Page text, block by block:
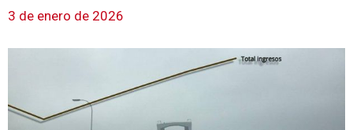
3 de enero de 2026